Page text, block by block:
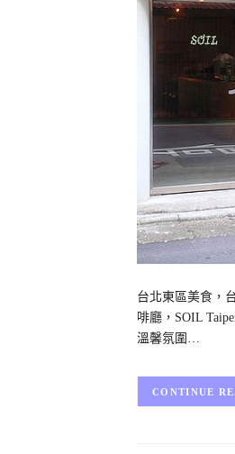
台北東區美食，
啡廳，SOIL
溫馨氛圍…
CONTINUE